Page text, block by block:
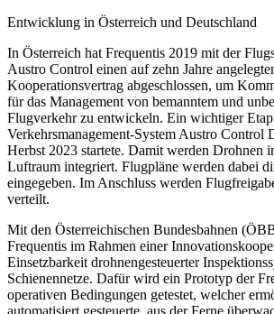
Entwicklung in Österreich und Deutschland
In Österreich hat Frequentis 2019 mit der
Austro Control einen auf zehn Jahre
Kooperationsvertrag abgeschlossen, um
für das Management von bemanntem und
Flugverkehr zu entwickeln. Ein wichtiger
Verkehrsmanagement-System Austro Control
Herbst 2023 startete. Damit werden Drohnen
Luftraum integriert. Flugpläne werden dabei
eingegeben. Im Anschluss werden
verteilt.
Mit den Österreichischen Bundesbahnen
Frequentis im Rahmen einer
Einsetzbarkeit drohnengesteuerter
Schienennetze. Dafür wird ein Prototyp der
operativen Bedingungen getestet, welcher
automatisiert gesteuerte, aus der Ferne